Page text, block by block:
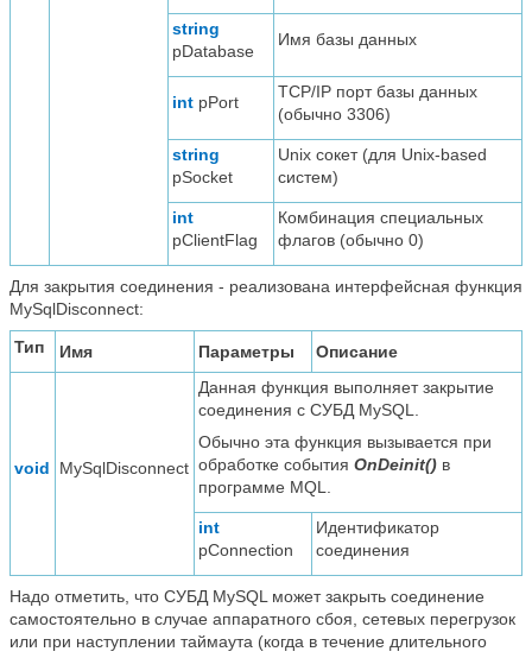
string
pDatabase
Имя базы данных
int pPort
TCP/IP порт базы данных
(обычно 3306)
string
pSocket
Unix сокет (для Unix-based
систем)
int
pClientFlag
Комбинация специальных
флагов (обычно 0)
Для закрытия соединения - реализована интерфейсная функция
MySqlDisconnect:
Тип
Имя Параметры Описание
void MySqlDisconnect
Данная функция выполняет закрытие
соединения с СУБД MySQL.
Обычно эта функция вызывается при
обработке события OnDeinit() в
программе MQL.
int
pConnection
Идентификатор
соединения
Надо отметить, что СУБД MySQL может закрыть соединение
самостоятельно в случае аппаратного сбоя, сетевых перегрузок
или при наступлении таймаута (когда в течение длительного